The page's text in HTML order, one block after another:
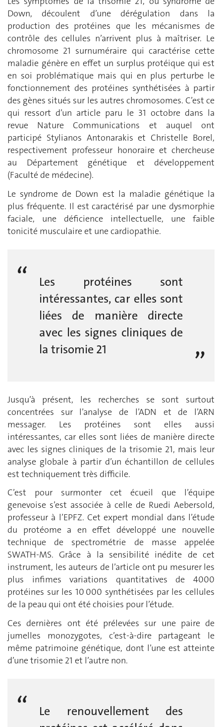
Down, découlent d’une dérégulation dans la
production des protéines que les mécanismes de
contrôle des cellules n’arrivent plus à maîtriser. Le
chromosome 21 surnuméraire qui caractérise cette
maladie génère en effet un surplus protéique qui est
en soi problématique mais qui en plus perturbe le
fonctionnement des protéines synthétisées à partir
des gènes situés sur les autres chromosomes. C’est ce
qui ressort d’un article paru le 31 octobre dans la
revue Nature Communications et auquel ont
participé Stylianos Antonarakis et Christelle Borel,
respectivement professeur honoraire et chercheuse
au Département génétique et développement
(Faculté de médecine).
Le syndrome de Down est la maladie génétique la
plus fréquente. Il est caractérisé par une dysmorphie
faciale, une déficience intellectuelle, une faible
tonicité musculaire et une cardiopathie.
Les protéines sont
intéressantes, car elles sont
liées de manière directe
avec les signes cliniques de
la trisomie 21
Jusqu’à présent, les recherches se sont surtout
concentrées sur l’analyse de l’ADN et de l’ARN
messager. Les protéines sont elles aussi
intéressantes, car elles sont liées de manière directe
avec les signes cliniques de la trisomie 21, mais leur
analyse globale à partir d’un échantillon de cellules
est techniquement très difficile.
C’est pour surmonter cet écueil que l’équipe
genevoise s’est associée à celle de Ruedi Aebersold,
professeur à l’EPFZ. Cet expert mondial dans l’étude
du protéome a en effet développé une nouvelle
technique de spectrométrie de masse appelée
SWATH-MS. Grâce à la sensibilité inédite de cet
instrument, les auteurs de l’article ont pu mesurer les
plus infimes variations quantitatives de 4000
protéines sur les 10 000 synthétisées par les cellules
de la peau qui ont été choisies pour l’étude.
Ces dernières ont été prélevées sur une paire de
jumelles monozygotes, c’est-à-dire partageant le
même patrimoine génétique, dont l’une est atteinte
d’une trisomie 21 et l’autre non.
Le renouvellement des